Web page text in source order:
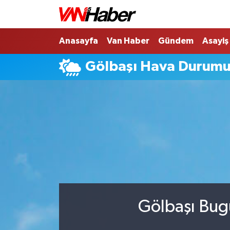
Anasayfa Van Haber Gündem Asayiş
Gölbaşı Hava Durumu
Gölbaşı
Nöbetçi Eczaneler
Hava Durumu